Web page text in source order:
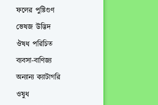
ফলের পুষ্টিগুণ
ভেষজ উদ্ভিদ
ঔষধ পরিচিত
ব্যবসা-বাণিজ্য
অন্যান্য ক্যাটাগরি
ওষুধ